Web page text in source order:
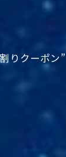
りクーポン”